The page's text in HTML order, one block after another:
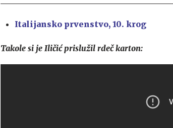
Italijansko prvenstvo, 10. krog
Takole si je Iličić prislužil rdeč karton: